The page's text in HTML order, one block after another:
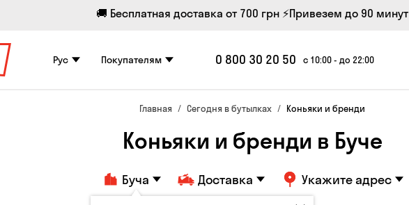
🚚 Бесплатная доставка от 700 грн ⚡Привезем до 90 минут
Рус Покупателям 0 800 30 20 50 с 10:00 - до 22:00
Главная Сегодня в бутылках Коньяки и бренди
Коньяки и бренди в Буче
Буча Доставка Укажите адрес